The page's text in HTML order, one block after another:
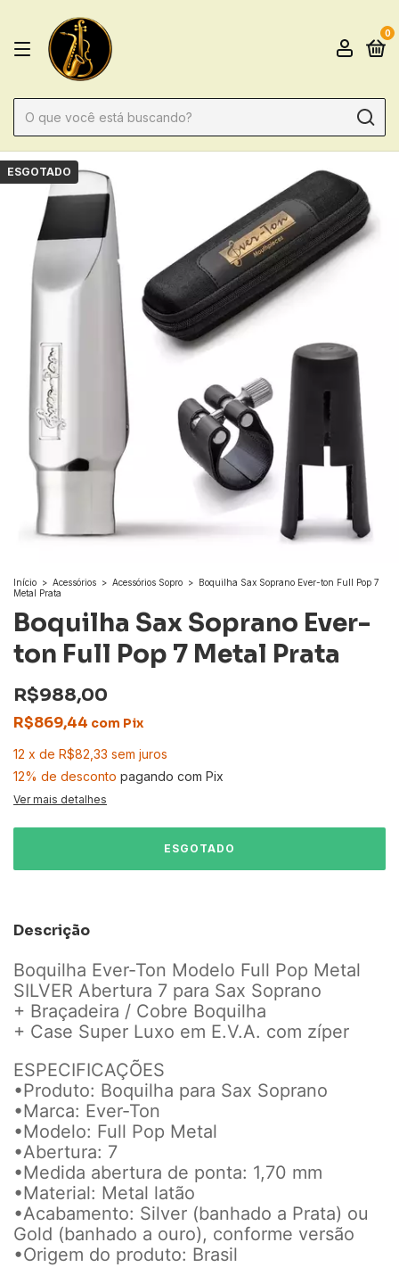
0
ESGOTADO
Início > Acessórios > Acessórios Sopro >
Boquilha Sax Soprano Ever-ton Full Pop 7
Metal Prata
Boquilha Sax Soprano Ever-
ton Full Pop 7 Metal Prata
R$988,00
R$869,44 com Pix
12 x de R$82,33 sem juros
12% de desconto pagando com Pix
Ver mais detalhes
Descrição
Boquilha Ever-Ton Modelo Full Pop Metal
SILVER Abertura 7 para Sax Soprano
+ Braçadeira / Cobre Boquilha
+ Case Super Luxo em E.V.A. com zíper
ESPECIFICAÇÕES
•Produto: Boquilha para Sax Soprano
•Marca: Ever-Ton
•Modelo: Full Pop Metal
•Abertura: 7
•Medida abertura de ponta: 1,70 mm
•Material: Metal latão
•Acabamento: Silver (banhado a Prata) ou
Gold (banhado a ouro), conforme versão
•Origem do produto: Brasil